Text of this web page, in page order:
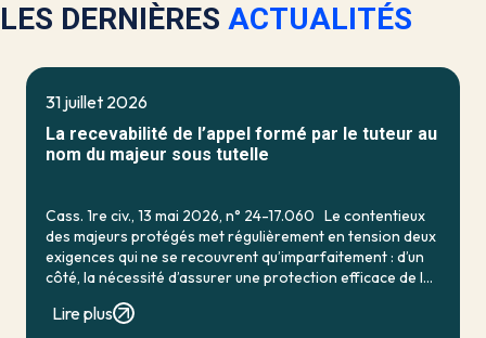
LES DERNIÈRES ACTUALITÉS
31 juillet 2026
La recevabilité de l’appel formé par le tuteur au
nom du majeur sous tutelle
Cass. 1re civ., 13 mai 2026, n° 24-17.060 Le contentieux
des majeurs protégés met régulièrement en tension deux
exigences qui ne se recouvrent qu’imparfaitement : d’un
côté, la nécessité d’assurer une protection efficace de la
Lire plus